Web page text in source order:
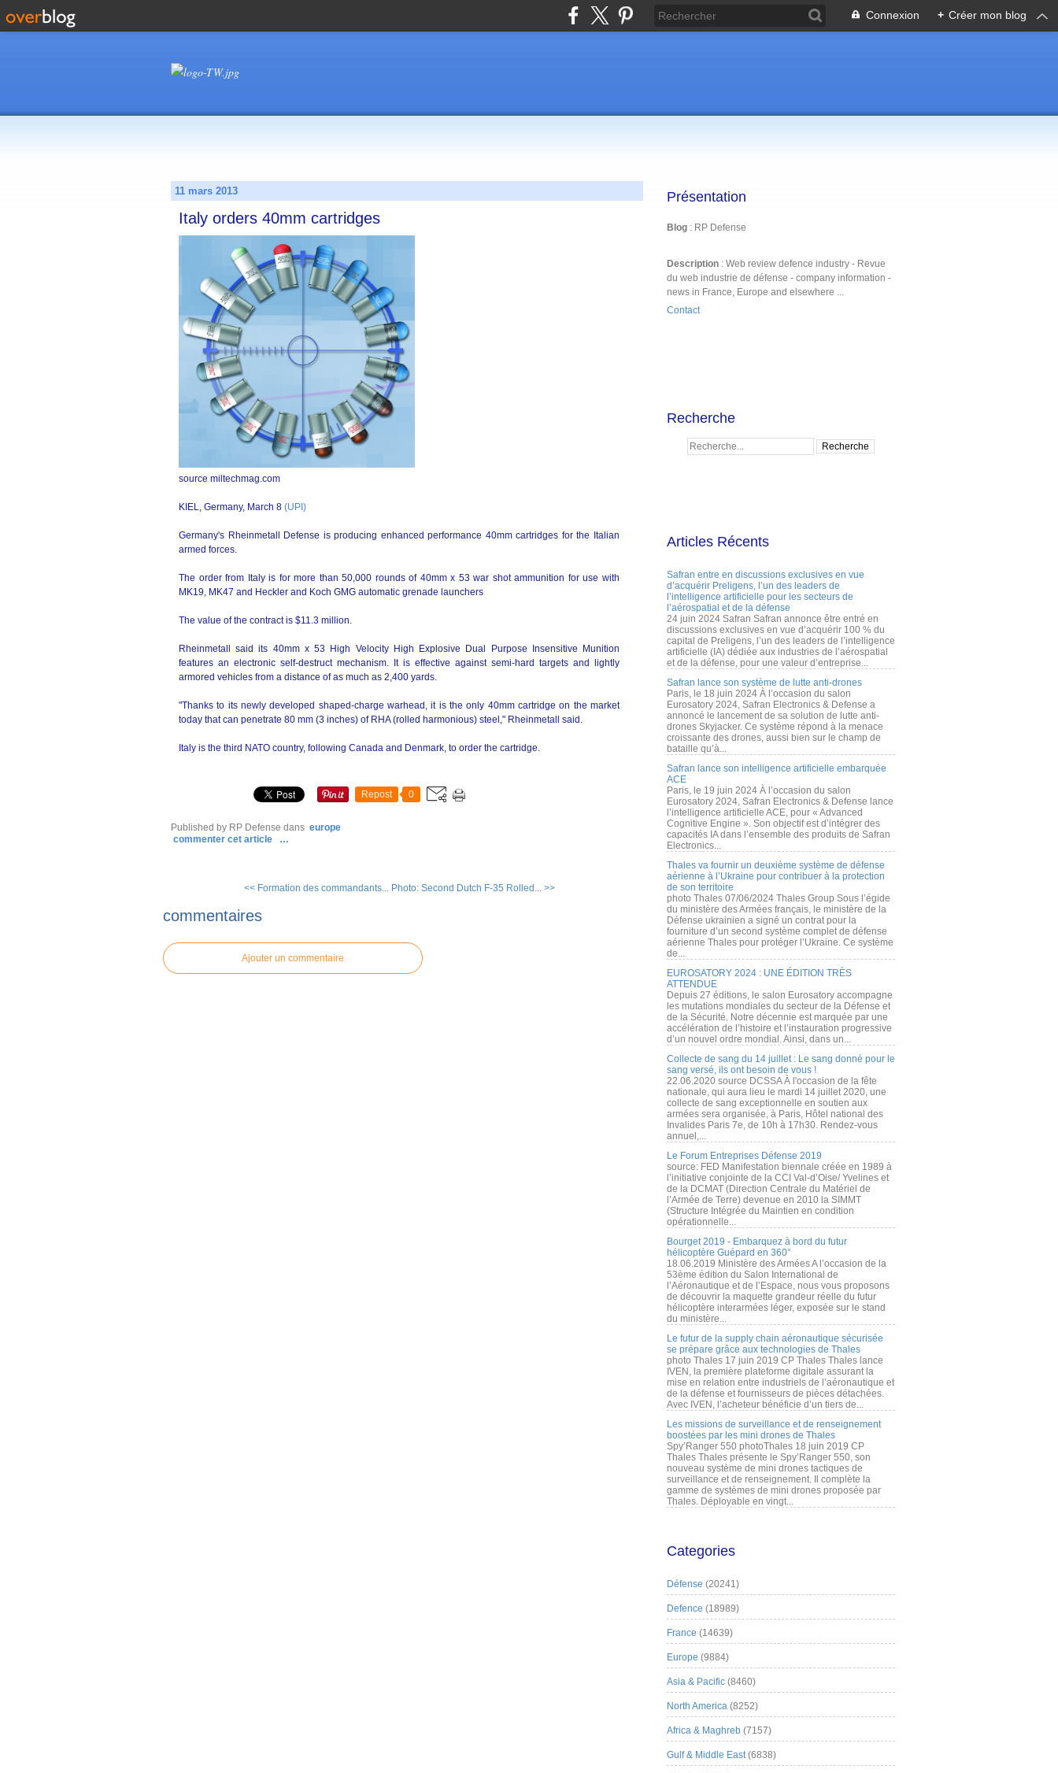
Connexion + Créer mon blog
11 mars 2013
Italy orders 40mm cartridges
source miltechmag.com
KIEL, Germany, March 8 (UPI)
Germany's Rheinmetall Defense is producing enhanced performance 40mm cartridges for the Italian
armed forces.
The order from Italy is for more than 50,000 rounds of 40mm x 53 war shot ammunition for use with
MK19, MK47 and Heckler and Koch GMG automatic grenade launchers
The value of the contract is $11.3 million.
Rheinmetall said its 40mm x 53 High Velocity High Explosive Dual Purpose Insensitive Munition
features an electronic self-destruct mechanism. It is effective against semi-hard targets and lightly
armored vehicles from a distance of as much as 2,400 yards.
"Thanks to its newly developed shaped-charge warhead, it is the only 40mm cartridge on the market
today that can penetrate 80 mm (3 inches) of RHA (rolled harmonious) steel," Rheinmetall said.
Italy is the third NATO country, following Canada and Denmark, to order the cartridge.
Repost 0
Published by RP Defense dans europe
commenter cet article
…
<< Formation des commandants... Photo: Second Dutch F-35 Rolled... >>
commentaires
Ajouter un commentaire
Présentation
Blog : RP Defense
Description : Web review defence industry - Revue
du web industrie de défense - company information -
news in France, Europe and elsewhere ...
Contact
Recherche
Articles Récents
Safran entre en discussions exclusives en vue
d’acquérir Preligens, l’un des leaders de
l’intelligence artificielle pour les secteurs de
l’aérospatial et de la défense
24 juin 2024 Safran Safran annonce être entré en
discussions exclusives en vue d’acquérir 100 % du
capital de Preligens, l’un des leaders de l’intelligence
artificielle (IA) dédiée aux industries de l’aérospatial
et de la défense, pour une valeur d’entreprise...
Safran lance son système de lutte anti-drones
Paris, le 18 juin 2024 À l’occasion du salon
Eurosatory 2024, Safran Electronics & Defense a
annoncé le lancement de sa solution de lutte anti-
drones Skyjacker. Ce système répond à la menace
croissante des drones, aussi bien sur le champ de
bataille qu’à...
Safran lance son intelligence artificielle embarquée
ACE
Paris, le 19 juin 2024 À l’occasion du salon
Eurosatory 2024, Safran Electronics & Defense lance
l’intelligence artificielle ACE, pour « Advanced
Cognitive Engine ». Son objectif est d’intégrer des
capacités IA dans l’ensemble des produits de Safran
Electronics...
Thales va fournir un deuxième système de défense
aérienne à l’Ukraine pour contribuer à la protection
de son territoire
photo Thales 07/06/2024 Thales Group Sous l’égide
du ministère des Armées français, le ministère de la
Défense ukrainien a signé un contrat pour la
fourniture d’un second système complet de défense
aérienne Thales pour protéger l’Ukraine. Ce système
de...
EUROSATORY 2024 : UNE ÉDITION TRÈS
ATTENDUE
Depuis 27 éditions, le salon Eurosatory accompagne
les mutations mondiales du secteur de la Défense et
de la Sécurité. Notre décennie est marquée par une
accélération de l’histoire et l’instauration progressive
d’un nouvel ordre mondial. Ainsi, dans un...
Collecte de sang du 14 juillet : Le sang donné pour le
sang versé, ils ont besoin de vous !
22.06.2020 source DCSSA À l'occasion de la fête
nationale, qui aura lieu le mardi 14 juillet 2020, une
collecte de sang exceptionnelle en soutien aux
armées sera organisée, à Paris, Hôtel national des
Invalides Paris 7e, de 10h à 17h30. Rendez-vous
annuel,...
Le Forum Entreprises Défense 2019
source: FED Manifestation biennale créée en 1989 à
l’initiative conjointe de la CCI Val-d’Oise/ Yvelines et
de la DCMAT (Direction Centrale du Matériel de
l’Armée de Terre) devenue en 2010 la SIMMT
(Structure Intégrée du Maintien en condition
opérationnelle...
Bourget 2019 - Embarquez à bord du futur
hélicoptère Guépard en 360°
18.06.2019 Ministère des Armées A l’occasion de la
53ème édition du Salon International de
l’Aéronautique et de l’Espace, nous vous proposons
de découvrir la maquette grandeur réelle du futur
hélicoptère interarmées léger, exposée sur le stand
du ministère...
Le futur de la supply chain aéronautique sécurisée
se prépare grâce aux technologies de Thales
photo Thales 17 juin 2019 CP Thales Thales lance
IVEN, la première plateforme digitale assurant la
mise en relation entre industriels de l’aéronautique et
de la défense et fournisseurs de pièces détachées.
Avec IVEN, l’acheteur bénéficie d’un tiers de...
Les missions de surveillance et de renseignement
boostées par les mini drones de Thales
Spy’Ranger 550 photoThales 18 juin 2019 CP
Thales Thales présente le Spy’Ranger 550, son
nouveau système de mini drones tactiques de
surveillance et de renseignement. Il complète la
gamme de systèmes de mini drones proposée par
Thales. Déployable en vingt...
Categories
Défense (20241)
Defence (18989)
France (14639)
Europe (9884)
Asia & Pacific (8460)
North America (8252)
Africa & Maghreb (7157)
Gulf & Middle East(6838)